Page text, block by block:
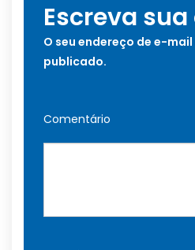
Escreva
O seu endereço de e-
publicado.
Comentário